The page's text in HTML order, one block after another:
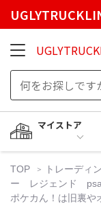
マイストア
TOP トレーディ
ー レジェンド
ポケカん！は旧裏や